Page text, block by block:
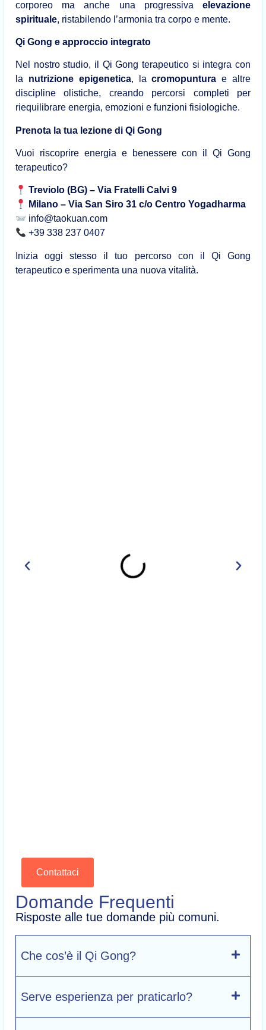
Contattaci
Domande Frequenti
Risposte alle tue domande più comuni.
Che cos’è il Qi Gong?
Serve esperienza per praticarlo?
corporeo ma anche una progressiva elevazione
spirituale, ristabilendo l’armonia tra corpo e mente.
Qi Gong e approccio integrato
Nel nostro studio, il Qi Gong terapeutico si integra con
la nutrizione epigenetica, lacromopuntura e altre
discipline olistiche, creando percorsi completi per
riequilibrare energia, emozioni e funzioni fisiologiche.
Prenota la tua lezione di Qi Gong
Vuoi riscoprire energia e benessere con il Qi Gong
terapeutico?
Treviolo (BG) – Via Fratelli Calvi 9
Milano – Via San Siro 31 c/o Centro Yogadharma
info@taokuan.com
+39 338 237 0407
Inizia oggi stesso il tuo percorso con il Qi Gong
terapeutico e sperimenta una nuova vitalità.